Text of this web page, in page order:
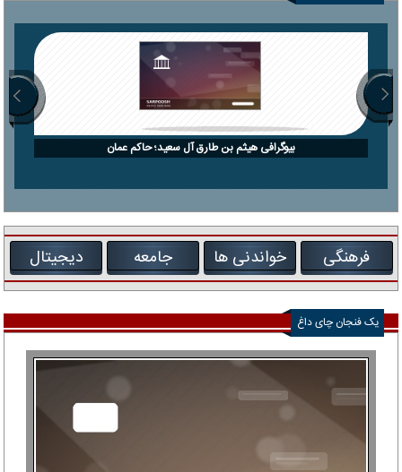
بیوگرافی هیثم بن طارق آل سعید؛ حاکم عمان
فرهنگی خواندنی ها جامعه دیجیتال
یک فنجان چای داغ